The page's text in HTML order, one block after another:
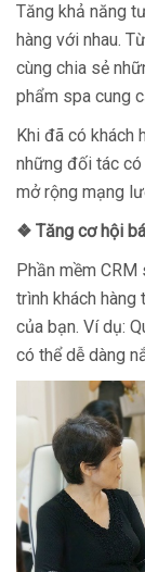
Tăng khả năng
hàng với nhau.
cùng chia sẻ
phẩm spa cung
Khi đã có khách
những đối tác có
mở rộng mạng
❖ Tăng cơ hội
Phần mềm CRM
trình khách
của bạn. Ví dụ:
có thể dễ dàng